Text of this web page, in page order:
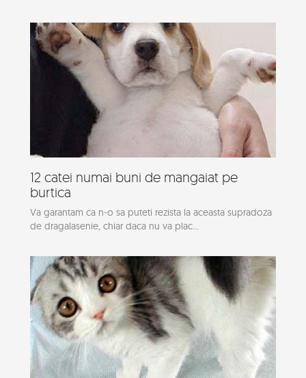
12 catei numai buni de mangaiat pe
burtica
Va garantam ca n-o sa puteti rezista la aceasta supradoza
de dragalasenie, chiar daca nu va plac...